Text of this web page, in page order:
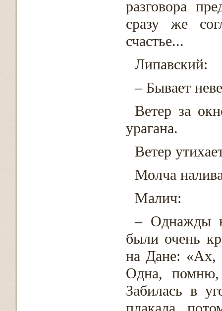
разговора
сразу же
счастье...
Липавский:
– Бывает
Ветер за
урагана.
Ветер
Молча
Малич:
– Однажды
были очень
на Дане: «Ах,
Одна,
Забилась в